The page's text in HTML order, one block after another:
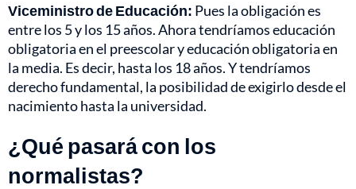
Viceministro de Educación: Pues la obligación es
entre los 5 y los 15 años. Ahora tendríamos educación
obligatoria en el preescolar y educación obligatoria en
la media. Es decir, hasta los 18 años. Y tendríamos
derecho fundamental, la posibilidad de exigirlo desde el
nacimiento hasta la universidad.
¿Qué pasará con los
normalistas?